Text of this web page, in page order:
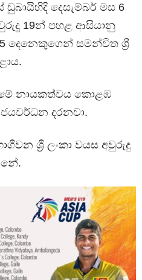
ඩුබායිහිදි දෙසැම්බර් මස 6
19න් පහළ ආසියානු
දෙනෙකුගෙන් සමන්විත ශ්‍රී
නායකත්වය කොළඹ
දරනවා.
ශ්‍රී ලංකා වයස අවුරුදු